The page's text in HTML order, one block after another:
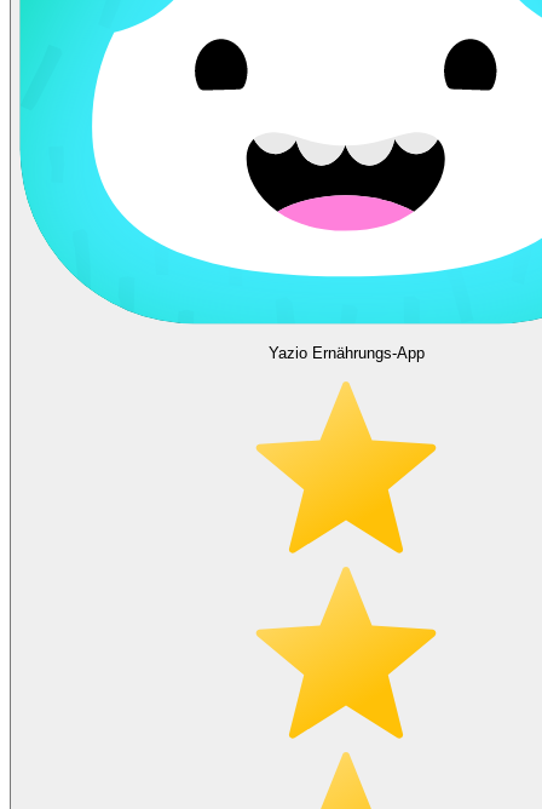
Yazio Ernährungs-App